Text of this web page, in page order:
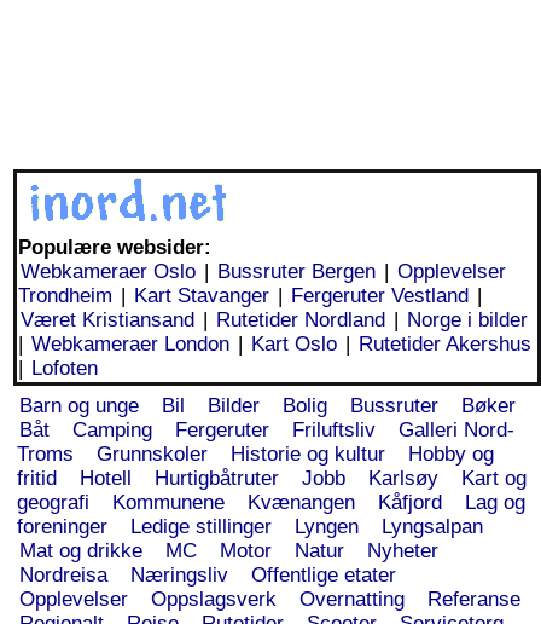
Populære websider:
Webkameraer Oslo | Bussruter Bergen | Opplevelser
Trondheim | Kart Stavanger | Fergeruter Vestland |
Været Kristiansand | Rutetider Nordland | Norge i bilder
| Webkameraer London | Kart Oslo | Rutetider Akershus
| Lofoten
Barn og unge
Bil Bilder Bolig Bussruter
Bøker
Båt
Camping Fergeruter Friluftsliv
Galleri Nord-
Troms
Grunnskoler Historie og kultur
Hobby og
fritid
Hotell Hurtigbåtruter Jobb Karlsøy
Kart og
geografi
Kommunene Kvænangen Kåfjord
Lag og
foreninger
Ledige stillinger Lyngen
Lyngsalpan
Mat og drikke
MC Motor Natur
Nyheter
Nordreisa
Næringsliv
Offentlige etater
Opplevelser
Oppslagsverk Overnatting
Referanse